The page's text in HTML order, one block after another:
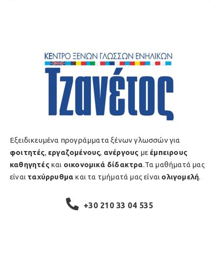
Εξειδικευμένα προγράμματα ξένων γλωσσών για
φοιτητές, εργαζομένους, ανέργους με έμπειρους
καθηγητέςκαι οικονομικά δίδακτρα.Τα μαθήματά μας
είναι ταχύρρυθμα και τα τμήματά μας είναι ολιγομελή.
+30 210 33 04 535